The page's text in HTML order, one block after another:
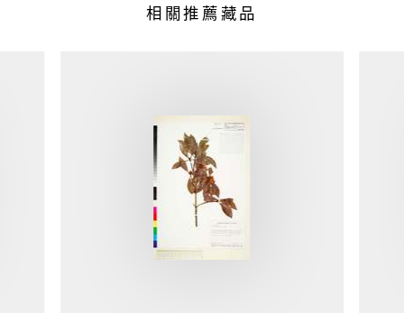
相關推薦藏品